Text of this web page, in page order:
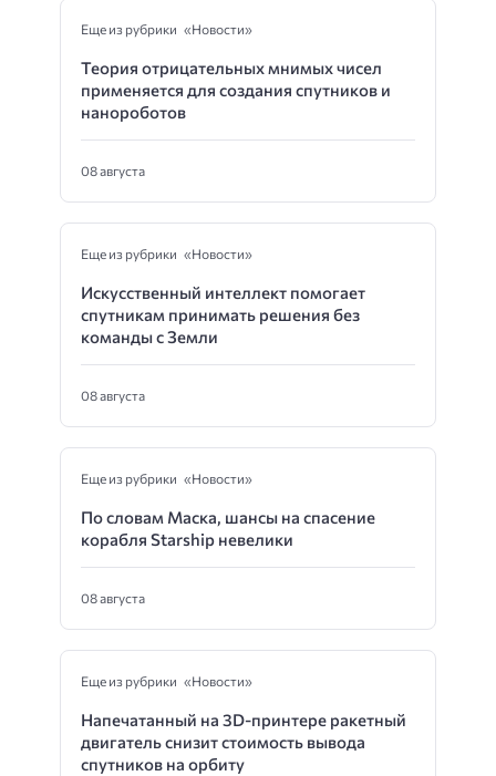
Еще из рубрики «Новости»
Теория отрицательных мнимых чисел
применяется для создания спутников и
нанороботов
08 августа
Еще из рубрики «Новости»
Искусственный интеллект помогает
спутникам принимать решения без
команды с Земли
08 августа
Еще из рубрики «Новости»
По словам Маска, шансы на спасение
корабля Starship невелики
08 августа
Еще из рубрики «Новости»
Напечатанный на 3D-принтере ракетный
двигатель снизит стоимость вывода
спутников на орбиту